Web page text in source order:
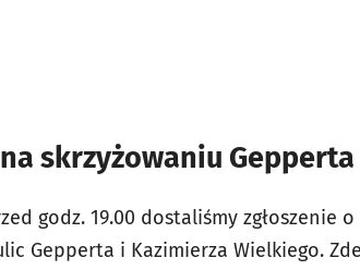
skrzyżowaniu
godz. 19.00 dostaliśmy zgłoszenie
Gepperta i Kazimierza Wielkiego.